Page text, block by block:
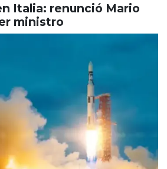
Italia: renunció Mario
ministro